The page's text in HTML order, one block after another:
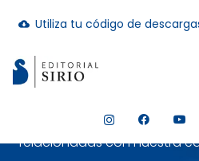
cloud_download Utiliza tu código de
hay resultados
Suscríbete a nuestra
editorial
¡Es sencillo!
publicaciones más
relacionadas con nuestra